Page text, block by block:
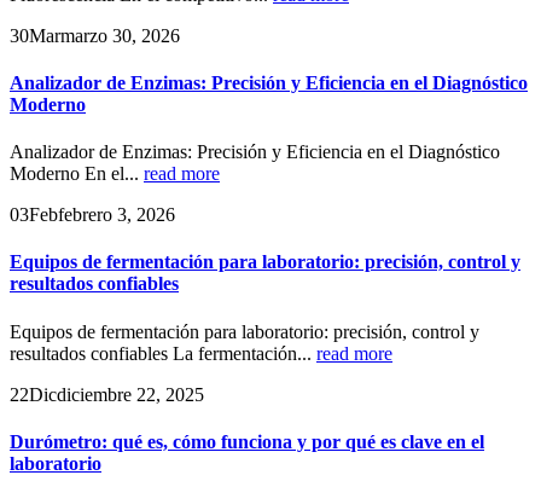
30Marmarzo 30, 2026
Analizador de Enzimas: Precisión y Eficiencia en el Diagnóstico
Moderno
Analizador de Enzimas: Precisión y Eficiencia en el Diagnóstico
Moderno En el... read more
03Febfebrero 3, 2026
Equipos de fermentación para laboratorio: precisión, control y
resultados confiables
Equipos de fermentación para laboratorio: precisión, control y
resultados confiables La fermentación... read more
22Dicdiciembre 22, 2025
Durómetro: qué es, cómo funciona y por qué es clave en el
laboratorio